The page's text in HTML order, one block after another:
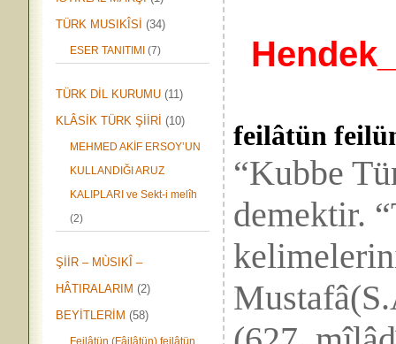
TÜRK MUSIKÎSİ (34)
ESER TANITIMI (7)
TÜRK DİL KURUMU (11)
KLÂSİK TÜRK ŞİİRİ (10)
MEHMED AKİF ERSOY’UN
KULLANDIĞI ARUZ
KALIPLARI ve Sekt-i melîh
(2)
ŞİİR – MÙSIKÎ –
HÂTIRALARIM (2)
BEYİTLERİM (58)
Feilâtün (Fâilâtün) feilâtün
feilâtün
“Kubbe
demektir.